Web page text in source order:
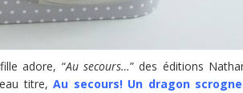
adore, “Au secours…” des éditions
titre,Au secours! Un dragon